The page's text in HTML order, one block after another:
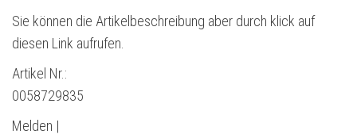
Sie können die Artikelbeschreibung aber durch klick auf
diesen Link aufrufen.
Artikel Nr.:
0058729835
Melden |